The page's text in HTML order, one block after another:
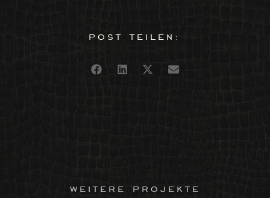
post teilen:
weitere projekte